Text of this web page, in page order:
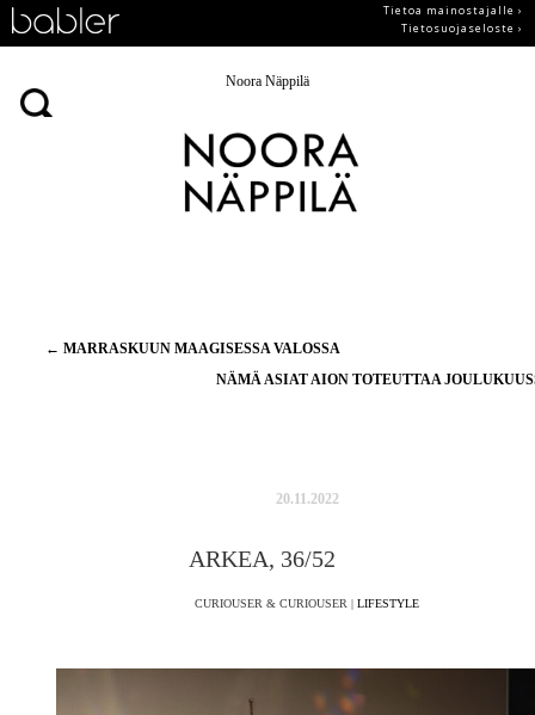
Tietoa mainostajalle ›
Tietosuojaseloste ›
Noora Näppilä
Artikkelien
← MARRASKUUN MAAGISESSA VALOSSA
NÄMÄ ASIAT AION TOTEUTTAA
20.11.2022
ARKEA, 36/52
CURIOUSER & CURIOUSER | LIFESTYLE